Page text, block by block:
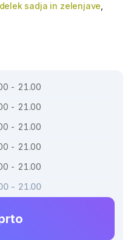
sadja in zelenjave
- 21.00
- 21.00
- 21.00
- 21.00
- 21.00
- 21.00